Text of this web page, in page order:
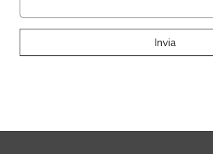
Invia